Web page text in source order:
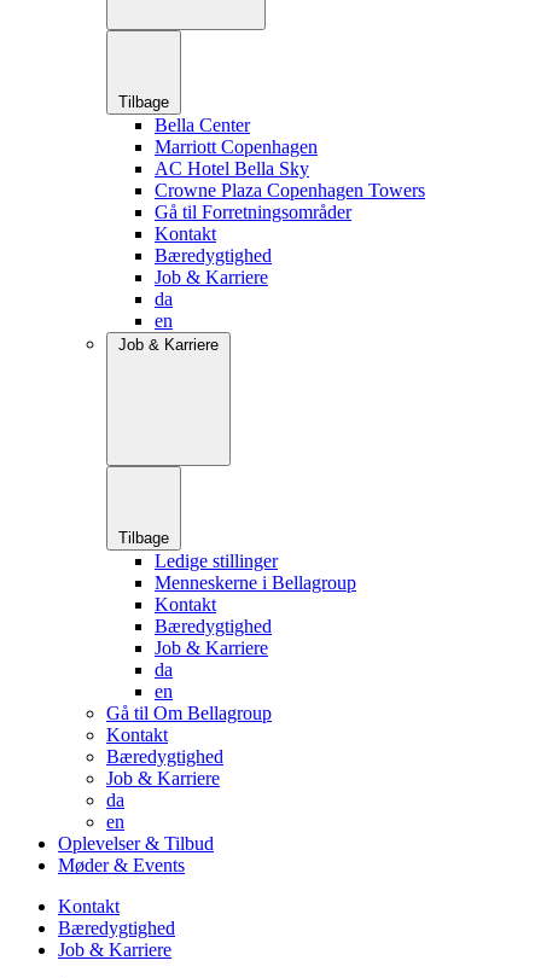
Tilbage
Bella Center
Marriott Copenhagen
AC Hotel Bella Sky
Crowne Plaza Copenhagen Towers
Gå til Forretningsområder
Kontakt
Bæredygtighed
Job & Karriere
da
en
Job & Karriere
Tilbage
Ledige stillinger
Menneskerne i Bellagroup
Kontakt
Bæredygtighed
Job & Karriere
da
en
Gå til Om Bellagroup
Kontakt
Bæredygtighed
Job & Karriere
da
en
Oplevelser & Tilbud
Møder & Events
Kontakt
Bæredygtighed
Job & Karriere